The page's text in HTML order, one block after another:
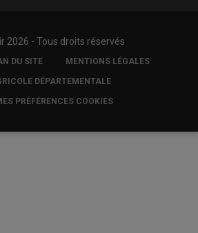
2026 - Tous droits réservés
DU SITE MENTIONS LÉGALES
DÉPARTEMENTALE
PRÉFÉRENCES COOKIES